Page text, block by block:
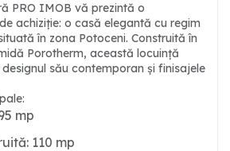
PRO IMOB vă prezintă o
achiziție: o casă elegantă cu regim
în zona Potoceni. Construită în
Porotherm, această locuință
său contemporan și finisajele
mp
110 mp